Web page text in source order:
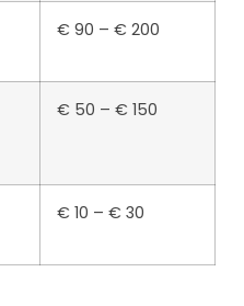
€ 90 – € 200
€ 50 – € 150
€ 10 – € 30